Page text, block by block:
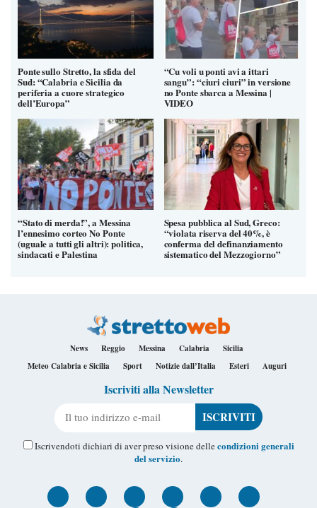
Ponte sullo Stretto, la sfida del
Sud: “Calabria e Sicilia da
periferia a cuore strategico
dell’Europa”
“Cu voli u ponti avi a ittari
sangu”: “ciuri ciuri” in versione
no Ponte sbarca a Messina |
VIDEO
“Stato di merda!”, a Messina
l’ennesimo corteo No Ponte
(uguale a tutti gli altri): politica,
sindacati e Palestina
Spesa pubblica al Sud, Greco:
“violata riserva del 40%, è
conferma del definanziamento
sistematico del Mezzogiorno”
News Reggio Messina Calabria
Sicilia
Meteo Calabria e Sicilia
Sport Notizie dall’Italia Esteri Auguri
Iscriviti alla Newsletter
Iscrivendoti dichiari di aver preso visione dellecondizioni generali
del servizio.